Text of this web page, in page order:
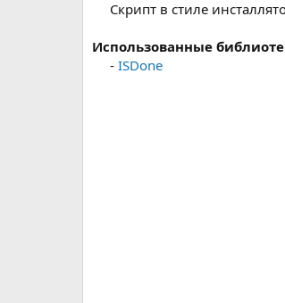
и
Скрипт в стиле
Использованные
- ISDone